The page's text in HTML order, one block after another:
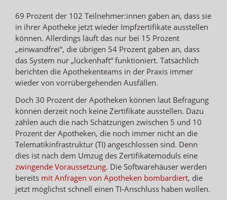
69 Prozent der 102 Teilnehmer:innen gaben an, dass sie
in ihrer Apotheke jetzt wieder Impfzertifikate ausstellen
können. Allerdings läuft das nur bei 15 Prozent
„einwandfrei“, die übrigen 54 Prozent gaben an, dass
das System nur „lückenhaft“ funktioniert. Tatsächlich
berichten die Apothekenteams in der Praxis immer
wieder von vorrübergehenden Ausfällen.
Doch 30 Prozent der Apotheken können laut Befragung
können derzeit noch keine Zertifikate ausstellen. Dazu
zählen auch die nach Schätzungen zwischen 5 und 10
Prozent der Apotheken, die noch immer nicht an die
Telematikinfrastruktur (TI) angeschlossen sind. Denn
dies ist nach dem Umzug des Zertifikatemoduls eine
zwingende Voraussetzung. Die Softwarehäuser werden
bereits mit Anfragen von Apotheken bombardiert, die
jetzt möglichst schnell einen TI-Anschluss haben wollen.